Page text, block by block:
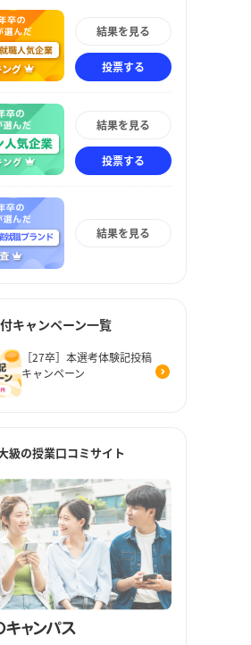
結果を見る
投票する
結果を見る
投票する
結果を見る
キャンペーン一覧
［27卒］本選考体験記投稿
キャンペーン
級の授業口コミサイト